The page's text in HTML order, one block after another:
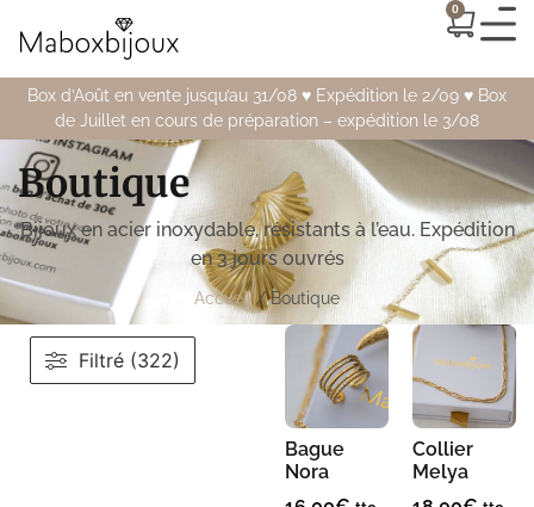
0
Box d’Août en vente jusqu’au 31/08 ♥️ Expédition le 2/09 ♥️ Box
de Juillet en cours de préparation – expédition le 3/08
Boutique
Bijoux en acier inoxydable, résistants à l’eau. Expédition
en 3 jours ouvrés
Accueil/ Boutique
Filtré (322)
Bague
Nora
Collier
Melya